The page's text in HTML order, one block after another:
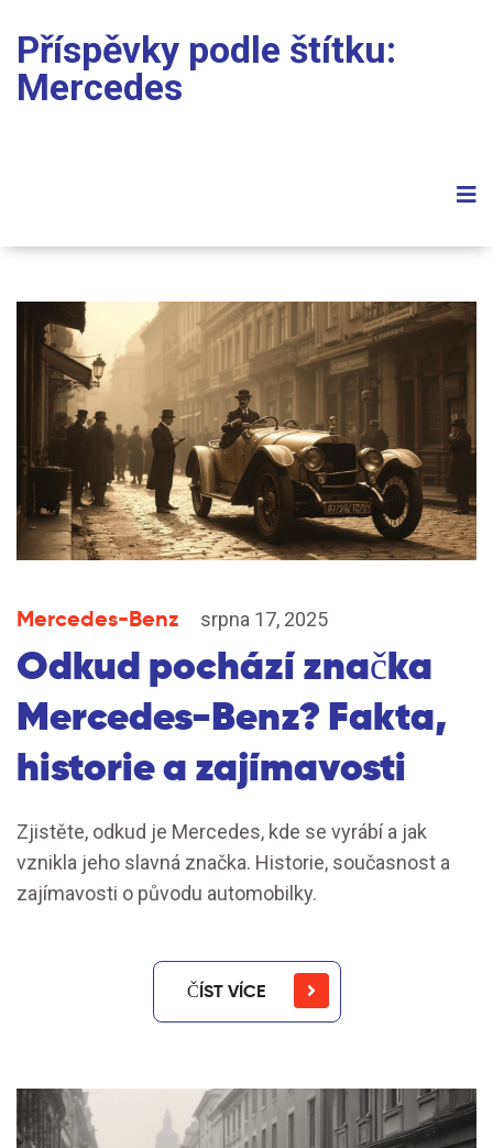
Příspěvky podle štítku:
Mercedes
Mercedes-Benz srpna 17, 2025
Odkud pochází značka
Mercedes-Benz? Fakta,
historie a zajímavosti
Zjistěte, odkud je Mercedes, kde se vyrábí a jak
vznikla jeho slavná značka. Historie, současnost a
zajímavosti o původu automobilky.
ČÍST VÍCE